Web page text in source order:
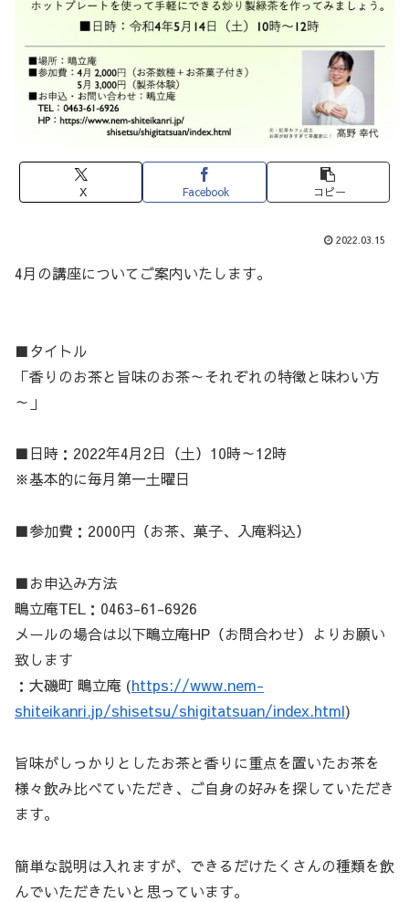
X Facebook コピー
2022.03.15
4月の講座についてご案内いたします。
■タイトル
「香りのお茶と旨味のお茶～それぞれの特徴と味わい方
～」
■日時：2022年4月2日（土）10時～12時
※基本的に毎月第一土曜日
■参加費：2000円（お茶、菓子、入庵料込）
■お申込み方法
鴫立庵TEL：0463-61-6926
メールの場合は以下鴫立庵HP（お問合わせ）よりお願い
致します
：大磯町 鴫立庵 (https://www.nem-
shiteikanri.jp/shisetsu/shigitatsuan/index.html)
旨味がしっかりとしたお茶と香りに重点を置いたお茶を
様々飲み比べていただき、ご自身の好みを探していただき
ます。
簡単な説明は入れますが、できるだけたくさんの種類を飲
んでいただきたいと思っています。